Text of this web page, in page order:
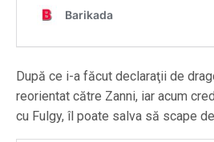
După ce i-a făcut declaraţii de
reorientat către Zanni, iar acum
cu Fulgy, îl poate salva să scape